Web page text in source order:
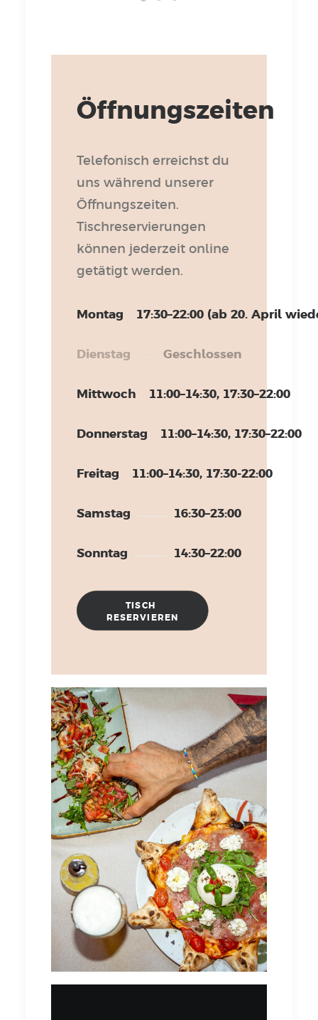
Öffnungszeiten
Telefonisch erreichst du
uns während unserer
Öffnungszeiten.
Tischreservierungen
können jederzeit online
getätigt werden.
Montag 17:30–22:00 (ab 20. April
Dienstag Geschlossen
Mittwoch 11:00–14:30, 17:30–22:00
Donnerstag 11:00–14:30, 17:30–22:00
Freitag 11:00–14:30, 17:30-22:00
Samstag 16:30–23:00
Sonntag 14:30–22:00
TISCH
RESERVIEREN